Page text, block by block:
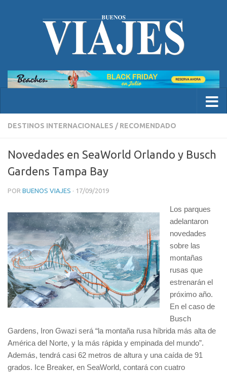
DESTINOS INTERNACIONALES / RECOMENDADO
Novedades en SeaWorld Orlando y Busch
Gardens Tampa Bay
POR BUENOS VIAJES · 17/09/2019
Los parques
adelantaron
novedades
sobre las
montañas
rusas que
estrenarán el
próximo año.
En el caso de
Busch
Gardens, Iron Gwazi será “la montaña rusa híbrida más alta de
América del Norte, y la más rápida y empinada del mundo”.
Además, tendrá casi 62 metros de altura y una caída de 91
grados. Ice Breaker, en SeaWorld, contará con cuatro